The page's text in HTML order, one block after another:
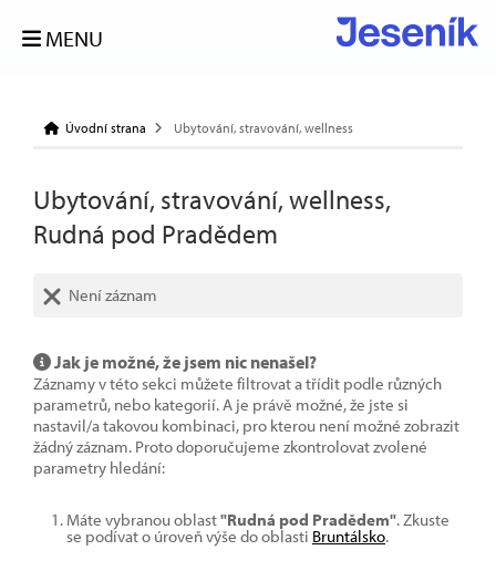
MENU
Úvodní strana Ubytování, stravování, wellness
Ubytování, stravování, wellness,
Rudná pod Pradědem
Není záznam
Jak je možné, že jsem nic nenašel?
Záznamy v této sekci můžete filtrovat a třídit podle různých
parametrů, nebo kategorií. A je právě možné, že jste si
nastavil/a takovou kombinaci, pro kterou není možné zobrazit
žádný záznam. Proto doporučujeme zkontrolovat zvolené
parametry hledání:
Máte vybranou oblast"Rudná pod Pradědem". Zkuste
se podívat o úroveň výše do oblasti Bruntálsko.